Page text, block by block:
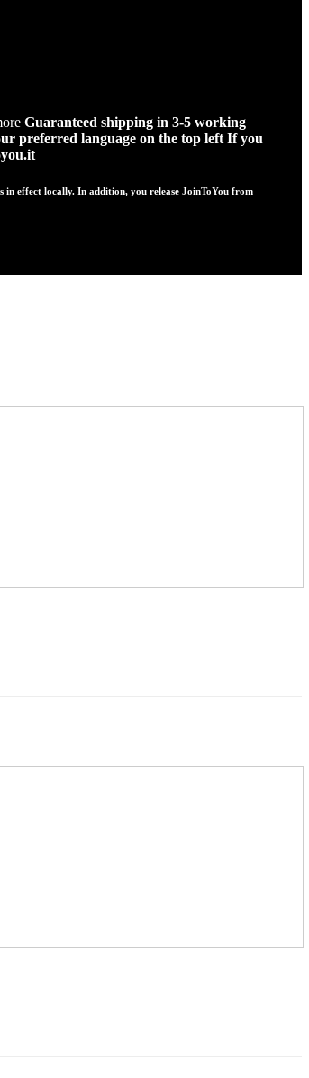
Guaranteed shipping in 3-5 working
preferred language on the top left If you
effect locally. In addition, you release JoinToYou from